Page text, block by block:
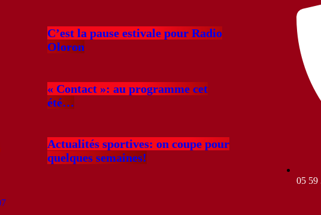
C’est la pause estivale pour Radio
Oloron
« Contact »: au programme cet
été…
Actualités sportives: on coupe pour
quelques semaines!
05 59